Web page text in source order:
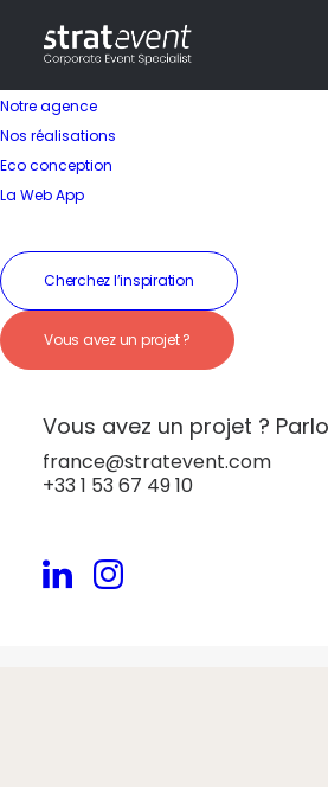
Notre agence
Nos réalisations
Eco conception
La Web App
Cherchez l’inspiration
Vous avez un projet ?
Vous avez un projet ?
france@stratevent.com
+33 1 53 67 49 10
Capitale de la
gastronomie
vin
In Beaujolais
crus pour des moments
inoubliables.